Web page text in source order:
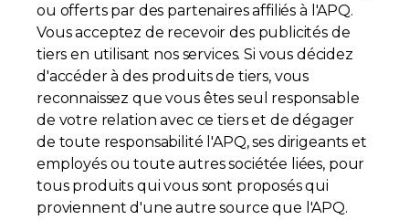
ou offerts par des partenaires affiliés à l'APQ.
Vous acceptez de recevoir des publicités de
tiers en utilisant nos services. Si vous décidez
d'accéder à des produits de tiers, vous
reconnaissez que vous êtes seul responsable
de votre relation avec ce tiers et de dégager
de toute responsabilité l'APQ, ses dirigeants et
employés ou toute autres sociétée liées, pour
tous produits qui vous sont proposés qui
proviennent d'une autre source que l'APQ.